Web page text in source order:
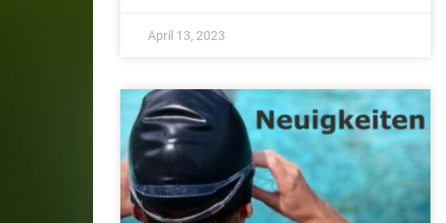
April 13, 2023